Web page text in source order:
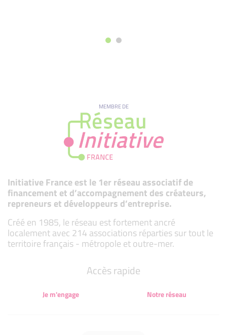
MEMBRE DE
Initiative France est le 1er réseau associatif de
financement et d’accompagnement des créateurs,
repreneurs et développeurs d’entreprise.
Créé en 1985, le réseau est fortement ancré
localement avec 214 associations réparties sur tout le
territoire français - métropole et outre-mer.
Accès rapide
Je m'engage Notre réseau